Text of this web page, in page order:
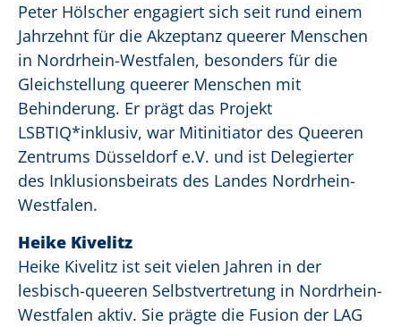
Peter Hölscher engagiert sich seit rund einem
Jahrzehnt für die Akzeptanz queerer Menschen
in Nordrhein-Westfalen, besonders für die
Gleichstellung queerer Menschen mit
Behinderung. Er prägt das Projekt
LSBTIQ*inklusiv, war Mitinitiator des Queeren
Zentrums Düsseldorf e.V. und ist Delegierter
des Inklusionsbeirats des Landes Nordrhein-
Westfalen.
Heike Kivelitz
Heike Kivelitz ist seit vielen Jahren in der
lesbisch-queeren Selbstvertretung in Nordrhein-
Westfalen aktiv. Sie prägte die Fusion der LAG